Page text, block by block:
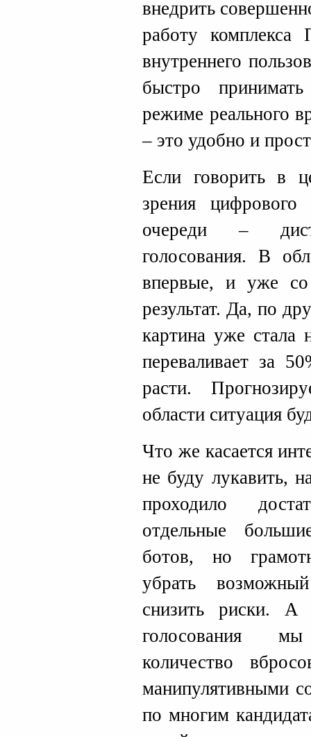
внедрить
работу комплекса
внутреннего
быстро
режиме реального
– это удобно и
Если говорить в
зрения
очереди –
голосования. В
впервые, и уже со
результат. Да, по
картина уже
переваливает за
расти.
области ситуация
Что же касается
не буду лукавить,
проходило
отдельные
ботов, но
убрать
снизить риски. А
голосования
количество
манипулятивными
по многим